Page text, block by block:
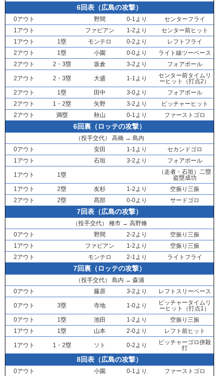
6回表（広島の攻撃）
0アウト 野間 0-1より
センターフライ
1アウト
ファビアン 1-2より
センター前ヒット
1アウト
1塁 モンテロ 0-2より
レフトフライ
2アウト
1塁 小園 0-0より
ライト線ツーベース
2アウト
2・3塁 坂倉 3-2より フォアボール
2アウト 2・3塁 大盛 1-1より
センター前タイムリ
ーヒット（打点2）
2アウト
1塁 田中 3-0より
フォアボール
2アウト
1・2塁 矢野 3-2より
ピッチャーヒット
2アウト
満塁 秋山 0-1より ファーストゴロ
6回裏（ロッテの攻撃）
（投手交代） 高橋→ 島内
0アウト
安田 1-1より
セカンドゴロ
1アウト
石垣 3-2より フォアボール
1アウト 1塁 （走者・ 石垣 ）二塁
盗塁成功
1アウト
2塁 友杉 1-2より
空振り三振
2アウト
2塁 髙部 0-0より サードゴロ
7回表（広島の攻撃）
（投手交代） 種市→ 高野脩
0アウト
野間 2-2より
空振り三振
1アウト
ファビアン 1-2より
空振り三振
2アウト
モンテロ 2-1より ライトフライ
7回裏（ロッテの攻撃）
（投手交代） 島内 → 森浦
0アウト
藤原 3-2より レフトスリーベース
0アウト 3塁 寺地 1-0より
ピッチャータイムリ
ーヒット（打点1）
0アウト
1塁 池田 1-2より
空振り三振
1アウト
1塁 山本 2-0より レフト前ヒット
1アウト 1・2塁 ソト 0-2より
ピッチャーゴロ併殺
打
8回表（広島の攻撃）
0アウト 小園 0-1より
ファーストゴロ